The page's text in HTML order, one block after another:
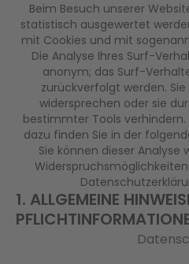
Beim Besuch unserer
statistisch ausgewertet
mit Cookies und mit
Die Analyse Ihres Surf-
anonym; das Surf-
zurückverfolgt werden.
widersprechen oder sie
bestimmter Tools
dazu finden Sie in der
Sie können dieser Analyse
1. ALLGEMEINE